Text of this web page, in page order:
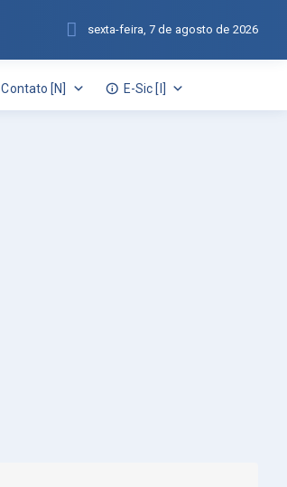
Contato [N] E-Sic [I]
sexta-feira, 7 de agosto de 2026